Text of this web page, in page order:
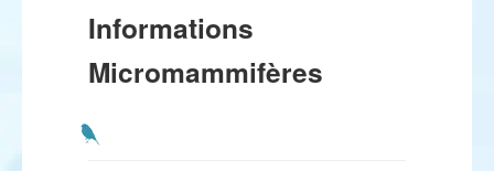
Informations
Micromammifères